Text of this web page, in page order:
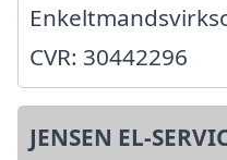
CVR: 30442296
JENSEN EL-